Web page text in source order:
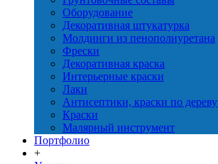
Оборудование
Декоративная штукатурка
Молдинги из пенополиуретана
Фрески
Декоративная краска
Интерьерные краски
Лаки
Антисептики, краски по дереву
Краски
Малярный инструмент
Портфолио
+